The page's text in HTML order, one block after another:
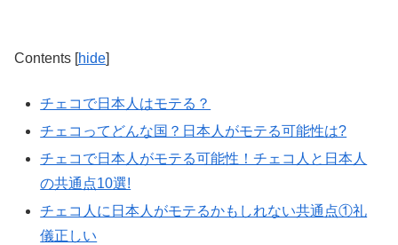
Contents [hide]
チェコで日本人はモテる？
チェコってどんな国？日本人がモテる可能性は?
チェコで日本人がモテる可能性！チェコ人と日本人
の共通点10選!
チェコ人に日本人がモテるかもしれない共通点①礼
儀正しい